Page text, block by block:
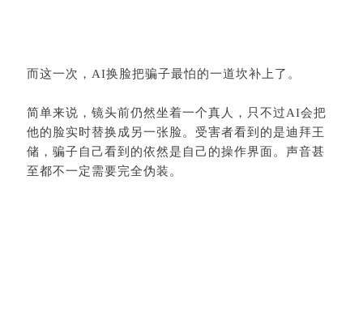
而这一次，AI换脸把骗子最怕的一道坎补上了。
简单来说，镜头前仍然坐着一个真人，只不过AI会把
他的脸实时替换成另一张脸。受害者看到的是迪拜王
储，骗子自己看到的依然是自己的操作界面。声音甚
至都不一定需要完全伪装。